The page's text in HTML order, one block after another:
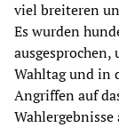
viel breiteren
Es wurden
ausgesprochen,
Wahltag und in
Angriffen auf
Wahlergebnisse